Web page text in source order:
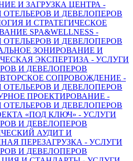
И ЗАГРУЗКА ЦЕНТРА -
ОТЕЛЬЕРОВ И ДЕВЕЛОПЕРОВ
И СТРАТЕГИЧЕСКОЕ
SPA&WELLNESS -
ОТЕЛЬЕРОВ И ДЕВЕЛОПЕРОВ
ЗОНИРОВАНИЕ И
ЭКСПЕРТИЗА - УСЛУГИ
И ДЕВЕЛОПЕРОВ
СОПРОВОЖДЕНИЕ -
ОТЕЛЬЕРОВ И ДЕВЕЛОПЕРОВ
ПРОЕКТИРОВАНИЕ -
ОТЕЛЬЕРОВ И ДЕВЕЛОПЕРОВ
«ПОД КЛЮЧ» - УСЛУГИ
И ДЕВЕЛОПЕРОВ
АУДИТ И
ПЕРЕЗАГРУЗКА - УСЛУГИ
И ДЕВЕЛОПЕРОВ